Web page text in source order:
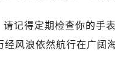
记得定期检查你的手
风浪依然航行在广阔